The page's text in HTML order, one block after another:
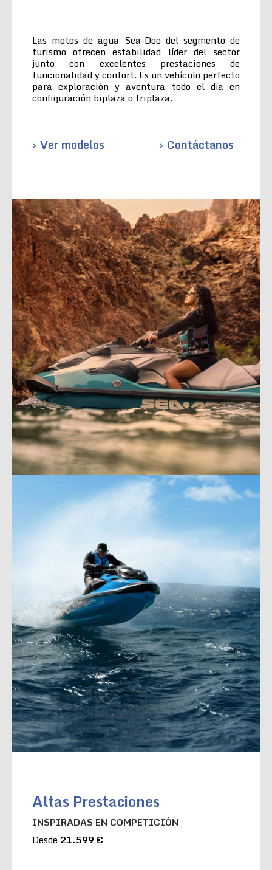
Las motos de agua Sea-Doo del segmento de
turismo ofrecen estabilidad líder del sector
junto con excelentes prestaciones de
funcionalidad y confort. Es un vehículo perfecto
para exploración y aventura todo el día en
configuración biplaza o triplaza.
> Ver modelos > Contáctanos
Altas Prestaciones
INSPIRADAS EN COMPETICIÓN
Desde 21.599 €